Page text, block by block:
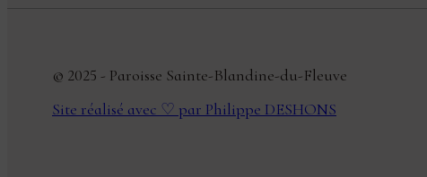
© 2025 - Paroisse Sainte-Blandine-du-Fleuve
Site réalisé avec ♡ par Philippe DESHONS